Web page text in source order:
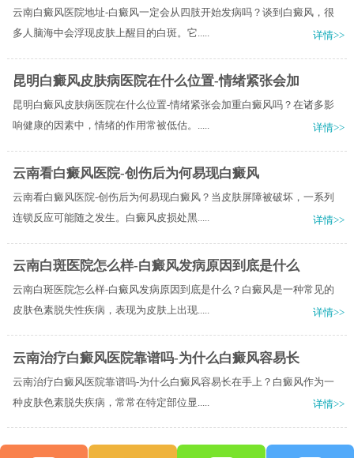
云南白癜风医院地址-白癜风一定会从四肢开始发病吗？谈到白癜风，很
多人脑海中会浮现皮肤上醒目的白斑。它.....
详情>>
昆明白癜风皮肤病医院在什么位置-情绪紧张会加
昆明白癜风皮肤病医院在什么位置-情绪紧张会加重白癜风吗？在诸多影
响健康的因素中，情绪的作用常被低估。.....
详情>>
云南看白癜风医院-创伤后为何易现白癜风
云南看白癜风医院-创伤后为何易现白癜风？当皮肤屏障被破坏，一系列
连锁反应可能随之发生。白癜风皮损处黑.....
详情>>
云南白斑医院怎么样-白癜风发病原因到底是什么
云南白斑医院怎么样-白癜风发病原因到底是什么？白癜风是一种常见的
皮肤色素脱失性疾病，表现为皮肤上出现.....
详情>>
云南治疗白癜风医院靠谱吗-为什么白癜风容易长
云南治疗白癜风医院靠谱吗-为什么白癜风容易长在手上？白癜风作为一
种皮肤色素脱失疾病，常常在特定部位显.....
详情>>